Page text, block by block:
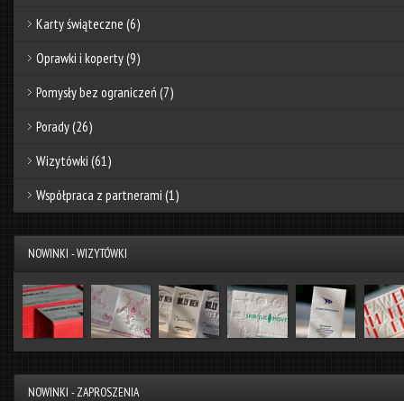
Karty świąteczne (6)
Oprawki i koperty(9)
Pomysły bez ograniczeń (7)
Porady(26)
Wizytówki (61)
Współpraca z partnerami (1)
NOWINKI - WIZYTÓWKI
NOWINKI - ZAPROSZENIA